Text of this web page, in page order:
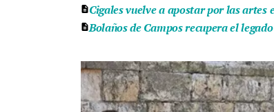
Cigales vuelve a apostar por las
Bolaños de Campos recupera el